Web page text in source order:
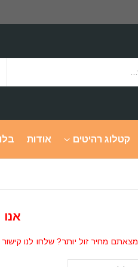
קטלוג רהיטים אודות
מצאתם מחיר זול יותר? שלחו לנו